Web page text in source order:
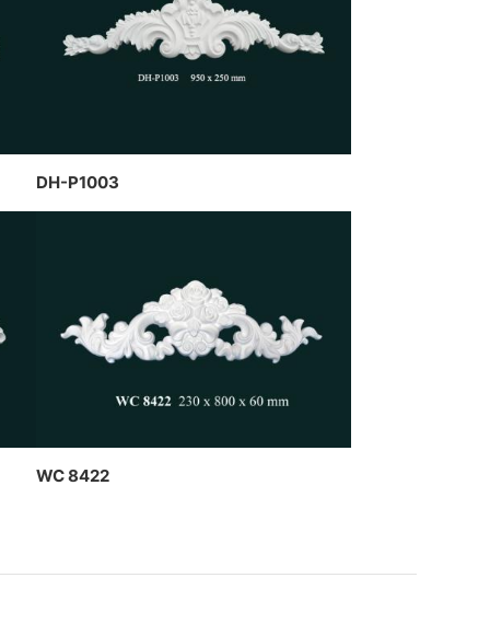
DH-P1003
WC 8422
trần nghệ thuật của CT Dịch
Hawa thiết kế và thi công